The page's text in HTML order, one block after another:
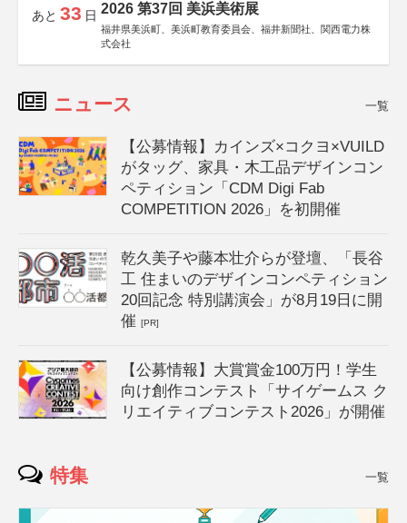
あと 33 日 2026 第37回 美浜美術展
福井県美浜町、美浜町教育委員会、福井新聞社、関西電力株
式会社
ニュース 一覧
【公募情報】カインズ×コクヨ×VUILD
がタッグ、家具・木工品デザインコン
ペティション「CDM Digi Fab
COMPETITION 2026」を初開催
乾久美子や藤本壮介らが登壇、「長谷
工 住まいのデザインコンペティション
20回記念 特別講演会」が8月19日に開
催[PR]
【公募情報】大賞賞金100万円！学生
向け創作コンテスト「サイゲームス ク
リエイティブコンテスト2026」が開催
特集 一覧